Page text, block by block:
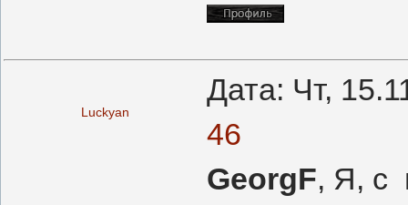
Luckyan
Дата: Чт,
46
GeorgF, Я, с